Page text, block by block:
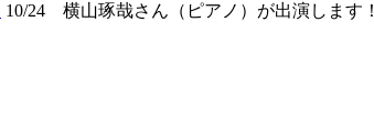
10/24 横山琢哉さん（ピアノ）が出演します！